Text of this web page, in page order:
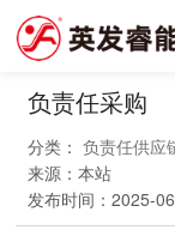
负责任采购
分类： 负责任供应
来源：本站
发布时间：2025-